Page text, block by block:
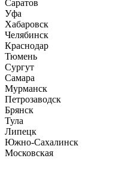
Саратов
Уфа
Хабаровск
Челябинск
Краснодар
Тюмень
Сургут
Самара
Мурманск
Петрозаводск
Брянск
Тула
Липецк
Южно-Сахалинск
Московская